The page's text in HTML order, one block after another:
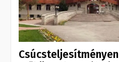
Csúcsteljesítményen